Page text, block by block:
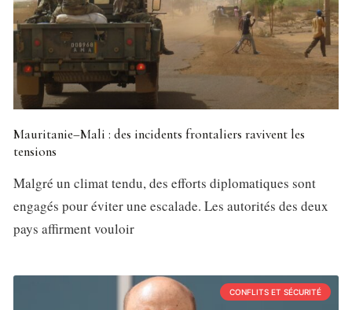
Mauritanie–Mali : des incidents frontaliers ravivent les
tensions
Malgré un climat tendu, des efforts diplomatiques sont
engagés pour éviter une escalade. Les autorités des deux
pays affirment vouloir
CONFLITS ET SÉCURITÉ